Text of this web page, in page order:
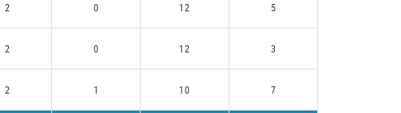
2 0 12 5
2 0 12 3
2 1 10 7